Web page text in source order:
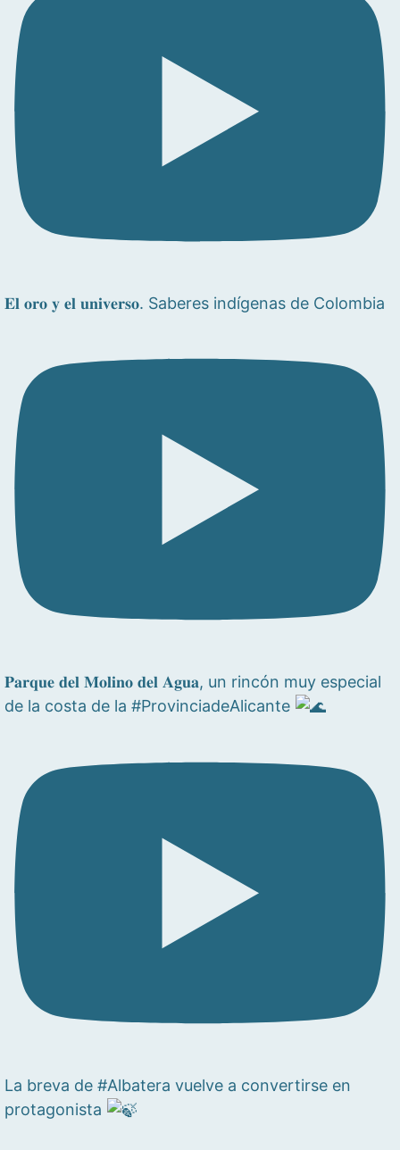
𝐄𝐥 𝐨𝐫𝐨 𝐲 𝐞𝐥 𝐮𝐧𝐢𝐯𝐞𝐫𝐬𝐨. Saberes indígenas de Colombia
𝐏𝐚𝐫𝐪𝐮𝐞 𝐝𝐞𝐥 𝐌𝐨𝐥𝐢𝐧𝐨 𝐝𝐞𝐥 𝐀𝐠𝐮𝐚, un rincón muy especial
de la costa de la #ProvinciadeAlicante
La breva de #Albatera vuelve a convertirse en
protagonista